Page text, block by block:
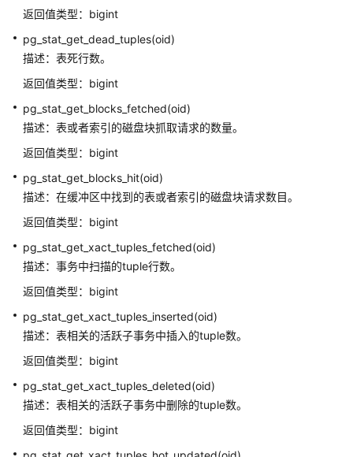
HLL
函
和
操
作
SEQUENCE
函
数
组
函
数
和
操
作
符
范
围
返回值类型：bigint
pg_stat_get_dead_tuples(oid)
描述：表死行数。
返回值类型：bigint
pg_stat_get_blocks_fetched(oid)
描述：表或者索引的磁盘块抓取请求的数量。
返回值类型：bigint
pg_stat_get_blocks_hit(oid)
描述：在缓冲区中找到的表或者索引的磁盘块请求数目。
返回值类型：bigint
pg_stat_get_xact_tuples_fetched(oid)
描述：事务中扫描的tuple行数。
返回值类型：bigint
pg_stat_get_xact_tuples_inserted(oid)
描述：表相关的活跃子事务中插入的tuple数。
返回值类型：bigint
pg_stat_get_xact_tuples_deleted(oid)
描述：表相关的活跃子事务中删除的tuple数。
返回值类型：bigint